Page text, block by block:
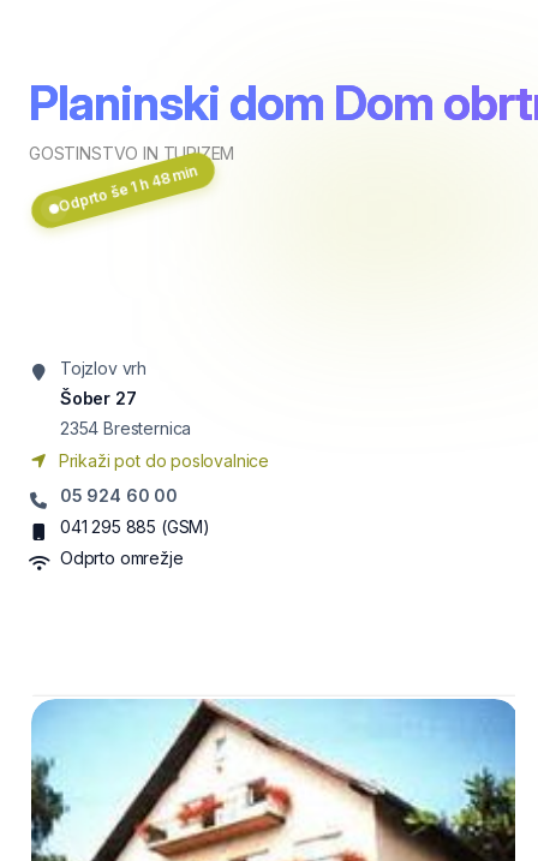
Planinski dom Dom
GOSTINSTVO IN TURIZEM
Odprto še 1 h 48 min
Tojzlov vrh
Šober 27
2354 Bresternica
Prikaži pot do poslovalnice
05 924 60 00
041 295 885 (GSM)
Odprto omrežje